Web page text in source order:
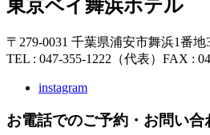
東京ベイ舞浜ホテル
〒279-0031 千葉県浦安市舞浜1番地
TEL : 047-355-1222（代表） FAX :
instagram
お電話でのご予約・お問い合